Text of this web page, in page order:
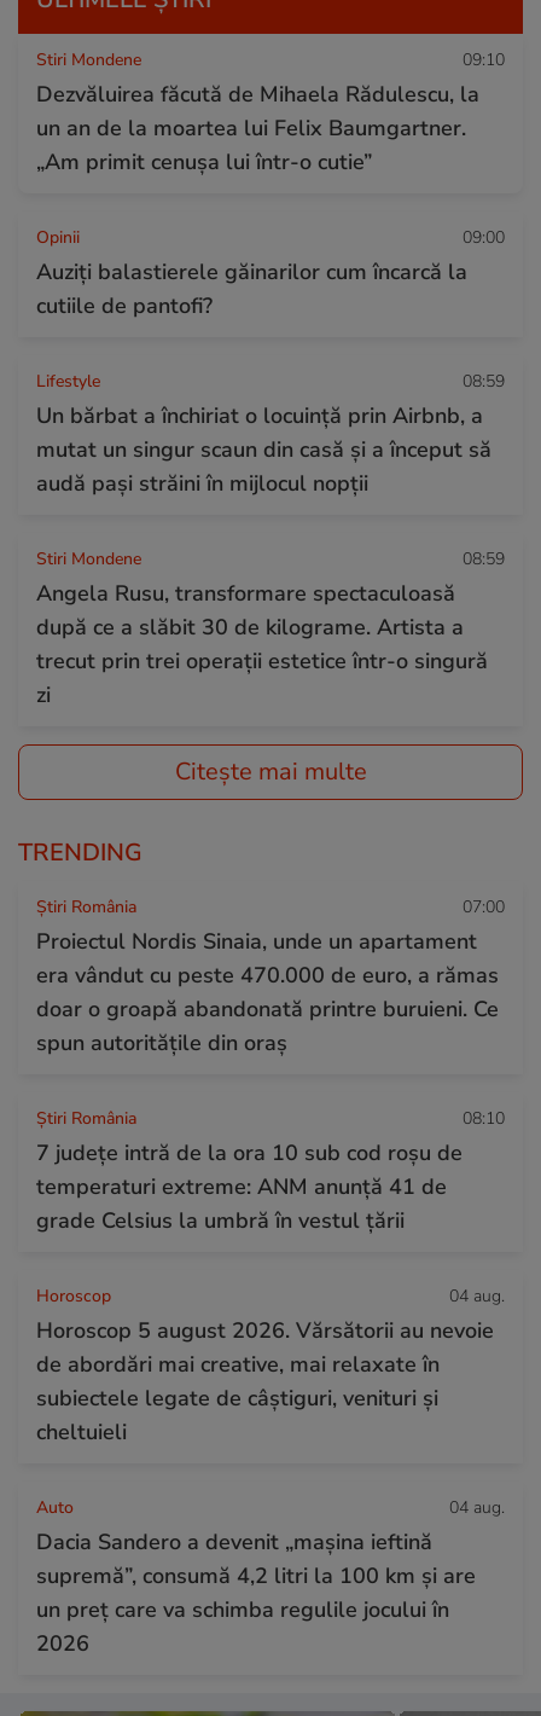
Stiri Mondene 09:10
Dezvăluirea făcută de Mihaela Rădulescu, la
un an de la moartea lui Felix Baumgartner.
„Am primit cenușa lui într-o cutie”
Opinii 09:00
Auziți balastierele găinarilor cum încarcă la
cutiile de pantofi?
Lifestyle 08:59
Un bărbat a închiriat o locuință prin Airbnb, a
mutat un singur scaun din casă și a început să
audă pași străini în mijlocul nopții
Stiri Mondene 08:59
Angela Rusu, transformare spectaculoasă
după ce a slăbit 30 de kilograme. Artista a
trecut prin trei operații estetice într-o singură
zi
Citește mai multe
TRENDING
Știri România 07:00
Proiectul Nordis Sinaia, unde un apartament
era vândut cu peste 470.000 de euro, a rămas
doar o groapă abandonată printre buruieni. Ce
spun autoritățile din oraș
Știri România 08:10
7 județe intră de la ora 10 sub cod roșu de
temperaturi extreme: ANM anunță 41 de
grade Celsius la umbră în vestul țării
Horoscop 04 aug.
Horoscop 5 august 2026. Vărsătorii au nevoie
de abordări mai creative, mai relaxate în
subiectele legate de câștiguri, venituri și
cheltuieli
Auto 04 aug.
Dacia Sandero a devenit „mașina ieftină
supremă”, consumă 4,2 litri la 100 km și are
un preț care va schimba regulile jocului în
2026